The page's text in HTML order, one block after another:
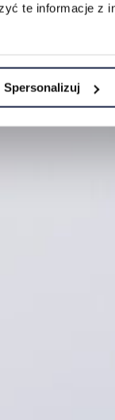
te informacje z
Spersonalizuj